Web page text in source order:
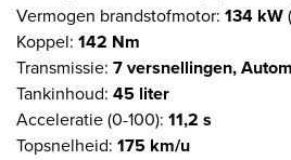
Vermogen brandstofmotor: 134 kW
Koppel: 142 Nm
Transmissie: 7 versnellingen,
Tankinhoud: 45 liter
Acceleratie (0-100): 11,2 s
Topsnelheid: 175 km/u